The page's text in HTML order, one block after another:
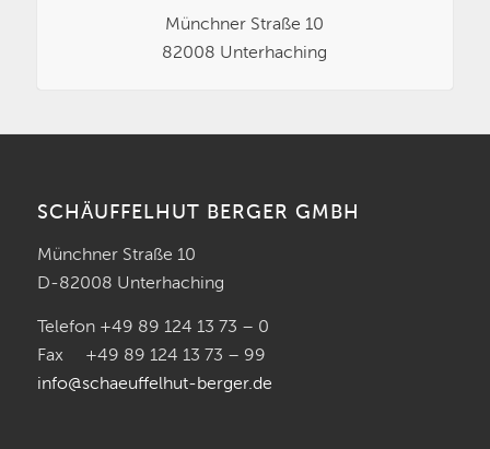
Münchner Straße 10
82008 Unterhaching
SCHÄUFFELHUT BERGER GMBH
Münchner Straße 10
D-82008 Unterhaching
Telefon +49 89 124 13 73 – 0
Fax +49 89 124 13 73 – 99
info@schaeuffelhut-berger.de